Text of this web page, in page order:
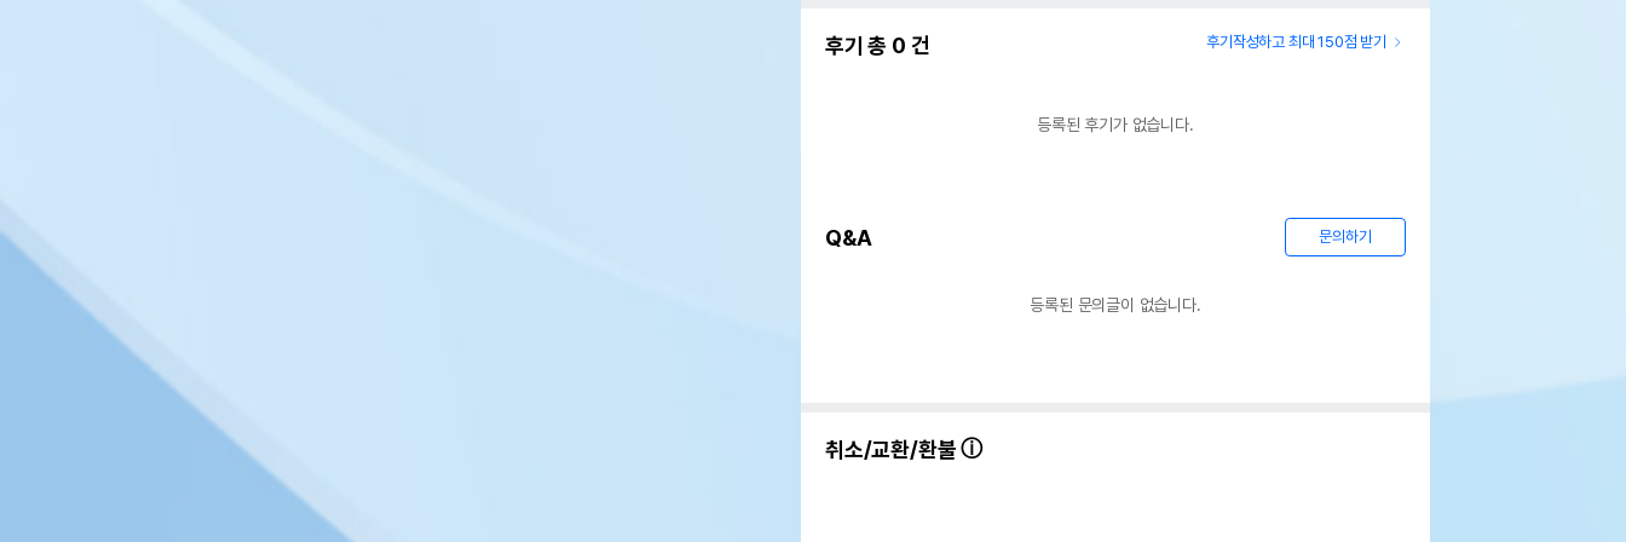
후기 총 0 건 후기작성하고 최대 150점 받기
등록된 후기가 없습니다.
Q&A 문의하기
등록된 문의글이 없습니다.
취소/교환/환불